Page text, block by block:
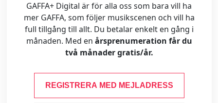
GAFFA+ Digital är för alla oss som bara vill ha
mer GAFFA, som följer musikscenen och vill ha
full tillgång till allt. Du betalar enkelt en gång i
månaden. Med en årsprenumeration får du
två månader gratis/år.
REGISTRERA MED MEJLADRESS